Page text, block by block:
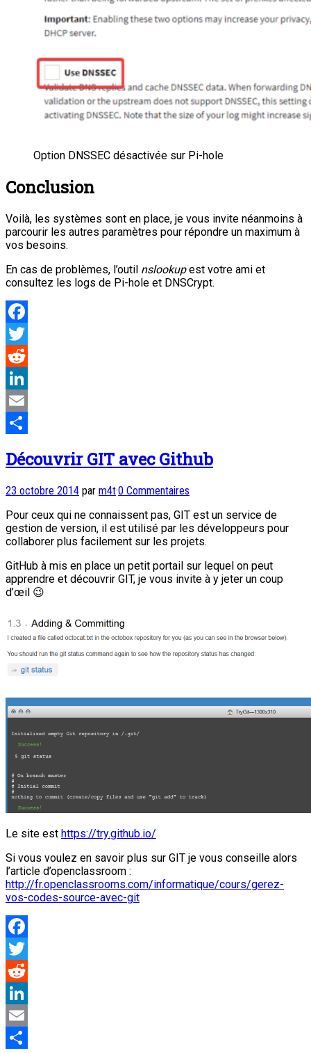
Option DNSSEC désactivée sur Pi-hole
Conclusion
Voilà, les systèmes sont en place, je vous invite néanmoins à
parcourir les autres paramètres pour répondre un maximum à
vos besoins.
En cas de problèmes, l’outil nslookupest votre ami et
consultez les logs de Pi-hole et DNSCrypt.
Facebook
Twitter
Reddit
LinkedIn
Email
Découvrir GIT avec Github
23 octobre 2014 par m4t·0 Commentaires
Pour ceux qui ne connaissent pas, GIT est un service de
gestion de version, il est utilisé par les développeurs pour
collaborer plus facilement sur les projets.
GitHub à mis en place un petit portail sur lequel on peut
apprendre et découvrir GIT, je vous invite à y jeter un coup
d’œil 😉
Le site est https://try.github.io/
Si vous voulez en savoir plus sur GIT je vous conseille alors
l’article d’openclassroom :
http://fr.openclassrooms.com/informatique/cours/gerez-
vos-codes-source-avec-git
Facebook
Twitter
Reddit
LinkedIn
Email